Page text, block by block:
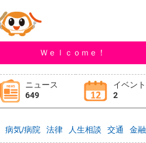
Ｗｅｌｃｏｍｅ！
ニュース
649
イベント
2
病気/病院 法律 人生相談 交通 金融